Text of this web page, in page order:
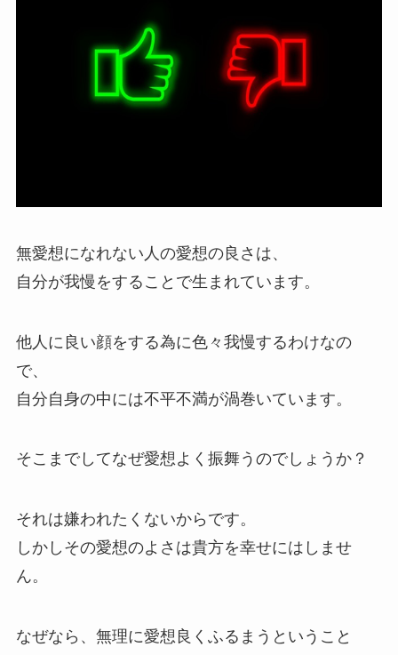
無愛想になれない人の愛想の良さは、
自分が我慢をすることで生まれています。
他人に良い顔をする為に色々我慢するわけなの
で、
自分自身の中には不平不満が渦巻いています。
そこまでしてなぜ愛想よく振舞うのでしょうか？
それは嫌われたくないからです。
しかしその愛想のよさは貴方を幸せにはしませ
ん。
なぜなら、無理に愛想良くふるまうということ